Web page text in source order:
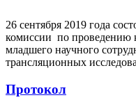
26 сентября 2019 года
комиссии по проведению
младшего научного
трансляционных
Протокол